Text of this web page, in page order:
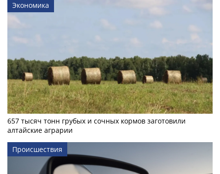
Экономика
657 тысяч тонн грубых и сочных кормов заготовили
алтайские аграрии
Происшествия